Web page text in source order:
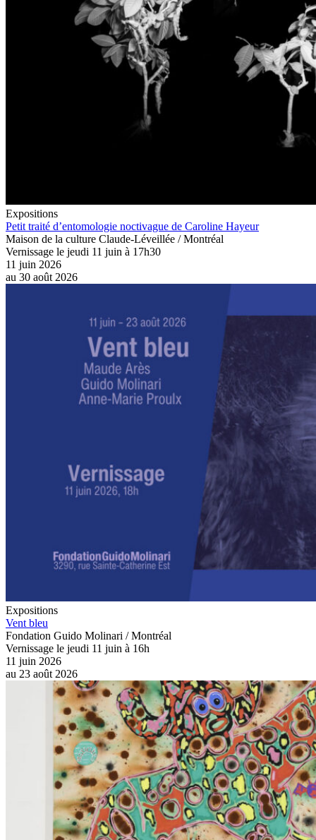
Expositions
Petit traité d’entomologie noctivague de Caroline Hayeur
Maison de la culture Claude-Léveillée / Montréal
Vernissage le jeudi 11 juin à 17h30
11 juin 2026
au 30 août 2026
Expositions
Vent bleu
Fondation Guido Molinari / Montréal
Vernissage le jeudi 11 juin à 16h
11 juin 2026
au 23 août 2026